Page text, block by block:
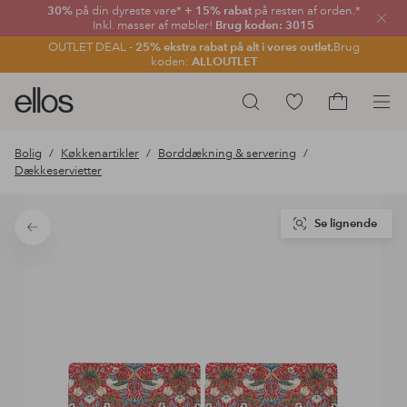
30% på din dyreste vare* + 15% rabatpå resten af orden.*
Inkl. masser af møbler! Brug koden: 3015
OUTLET DEAL - 25% ekstra rabat på alt i vores outlet.Brug
koden: ALLOUTLET
Luk
Søg
Ellos
logo
gå
Gå
produkter
Bolig Køkkenartikler
Borddækning & servering
Dækkeservietter
Tilbage
Se lignende